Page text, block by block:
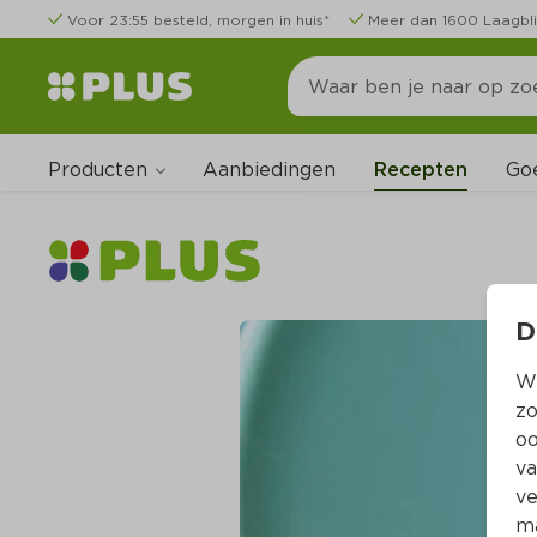
Voor 23:55 besteld, morgen in huis* Meer dan 1600
Producten Aanbiedingen Recepten